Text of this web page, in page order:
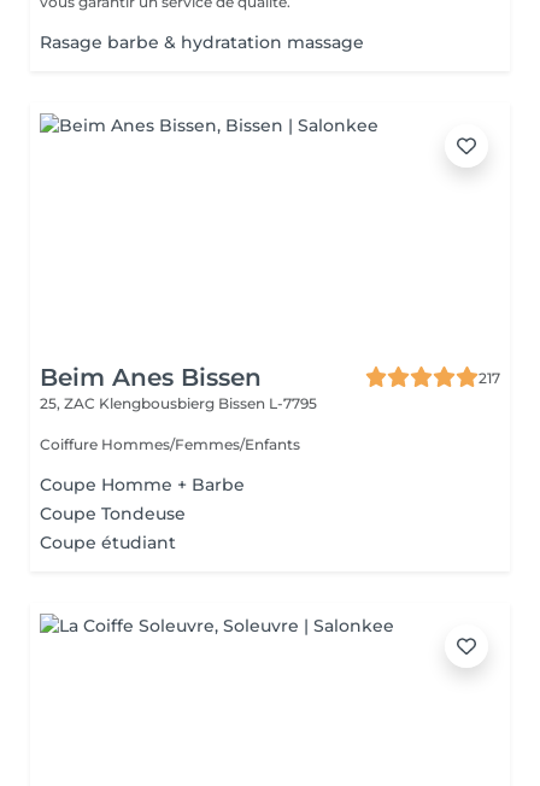
Rasage barbe & hydratation massage
Beim Anes Bissen
217
25, ZAC Klengbousbierg Bissen L-7795
Coiffure Hommes/Femmes/Enfants
Coupe Homme + Barbe
Coupe Tondeuse
Coupe étudiant